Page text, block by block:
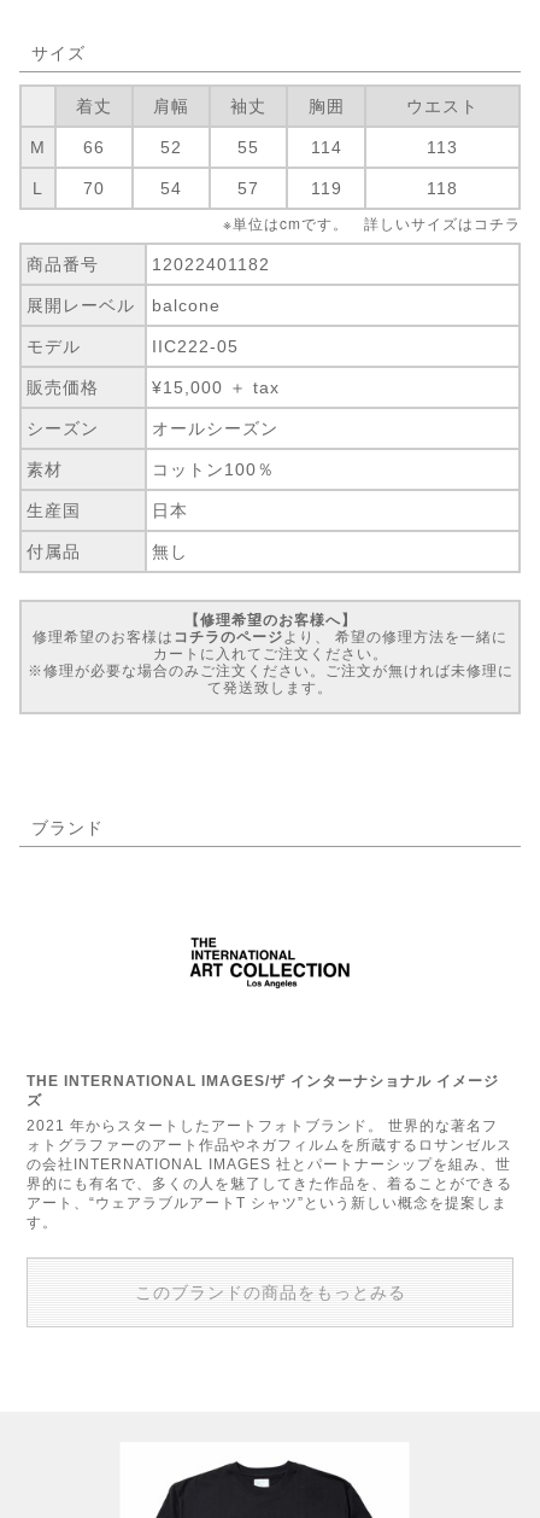
サイズ
着丈 肩幅 袖丈 胸囲 ウエスト
M 66 52 55 114 113
L 70 54 57 119 118
※単位はcmです。 詳しいサイズは コチラ
商品番号 12022401182
展開レーベル balcone
モデル IIC222-05
販売価格 ¥15,000 ＋ tax
シーズン オールシーズン
素材 コットン100％
生産国 日本
付属品 無し
【修理希望のお客様へ】
修理希望のお客様は コチラのページ より、 希望の修理方法を一緒に
カートに入れてご注文ください。
※修理が必要な場合のみご注文ください。ご注文が無ければ未修理に
て発送致します。
ブランド
THE INTERNATIONAL IMAGES/ザ インターナショナル イメージ
ズ
2021 年からスタートしたアートフォトブランド。 世界的な著名フ
ォトグラファーのアート作品やネガフィルムを所蔵するロサンゼルス
の会社INTERNATIONAL IMAGES 社とパートナーシップを組み、世
界的にも有名で、多くの人を魅了してきた作品を、着ることができる
アート、“ウェアラブルアートT シャツ”という新しい概念を提案しま
す。
このブランドの商品をもっとみる